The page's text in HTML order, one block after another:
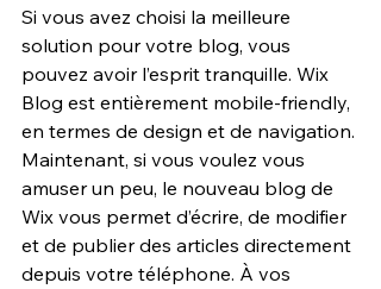
Si vous avez choisi la meilleure
solution pour votre blog, vous
pouvez avoir l’esprit tranquille. Wix
Blog est entièrement mobile-friendly,
en termes de design et de navigation.
Maintenant, si vous voulez vous
amuser un peu, le nouveau blog de
Wix vous permet d’écrire, de modifier
et de publier des articles directement
depuis votre téléphone. À vos